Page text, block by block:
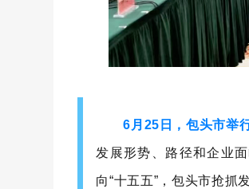
6月25日，包头市举
发展形势、路径和企业
向“十五五”，包头市抢抓